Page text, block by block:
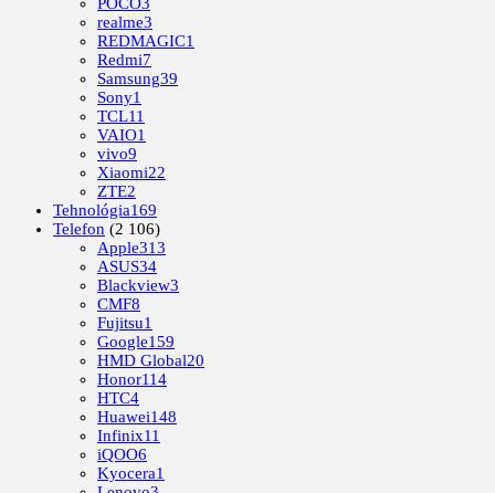
POCO3
realme3
REDMAGIC1
Redmi7
Samsung39
Sony1
TCL11
VAIO1
vivo9
Xiaomi22
ZTE2
Tehnológia169
Telefon (2 106)
Apple313
ASUS34
Blackview3
CMF8
Fujitsu1
Google159
HMD Global20
Honor114
HTC4
Huawei148
Infinix11
iQOO6
Kyocera1